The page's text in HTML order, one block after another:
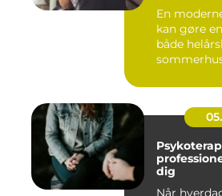
En
kan gøre
både
dig
Når